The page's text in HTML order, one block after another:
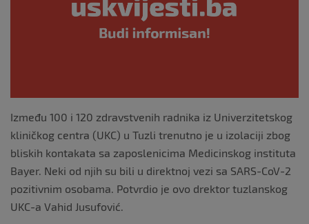
Između 100 i 120 zdravstvenih radnika iz Univerzitetskog
kliničkog centra (UKC) u Tuzli trenutno je u izolaciji zbog
bliskih kontakata sa zaposlenicima Medicinskog instituta
Bayer. Neki od njih su bili u direktnoj vezi sa SARS-CoV-2
pozitivnim osobama. Potvrdio je ovo drektor tuzlanskog
UKC-a Vahid Jusufović.